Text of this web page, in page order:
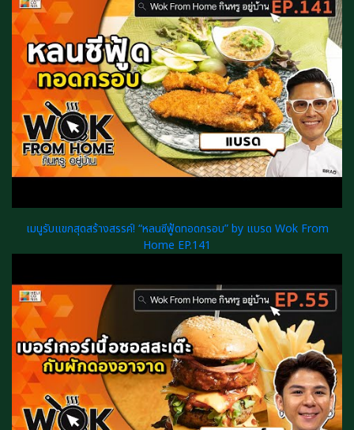
เมนูรับแขกสุดสร้างสรรค์! “หลนซีฟู้ดทอดกรอบ” by แบรด Wok From
Home EP.141